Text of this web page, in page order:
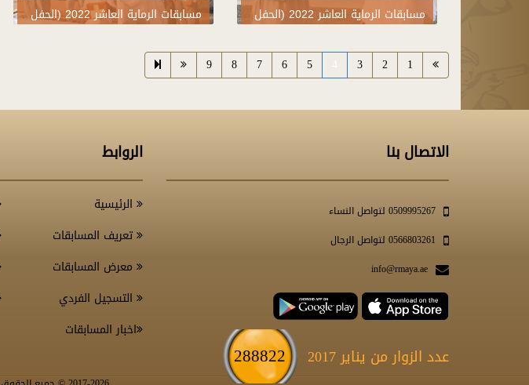
مسابقات الرماية العاشر 2022 (الحفل
الختامي)
مسابقات الرماية العاشر 2022 (الحفل
الختامي)
1
2
3
4
5
6
7
8
9
الاتصال بنا
0509995267 لتواصل النساء
0566803261 لتواصل الرجال
info@rmaya.ae
عدد الزوار من يناير 2017 288822
الروابط
الرئيسية
تعريف المسابقات
معرض المسابقات
التسجيل الفردي
اخبار المسابقات